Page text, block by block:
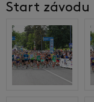
Start závodu